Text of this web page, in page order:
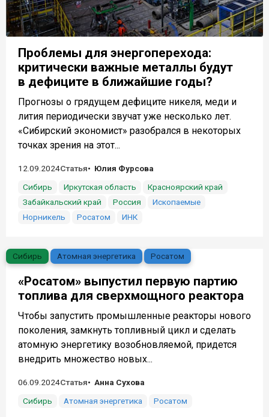
Проблемы для энергоперехода:
критически важные металлы будут
в дефиците в ближайшие годы?
Прогнозы о грядущем дефиците никеля, меди и
лития периодически звучат уже несколько лет.
«Сибирский экономист» разобрался в некоторых
точках зрения на этот...
12.09.2024Статья
Юлия Фурсова
Сибирь
Иркутская область
Красноярский край
Забайкальский край
Россия
Ископаемые
Норникель
Росатом ИНК
Сибирь Атомная энергетика Росатом
«Росатом» выпустил первую партию
топлива для сверхмощного реактора
Чтобы запустить промышленные реакторы нового
поколения, замкнуть топливный цикл и сделать
атомную энергетику возобновляемой, придется
внедрить множество новых...
06.09.2024Статья
Анна Сухова
Сибирь
Атомная энергетика Росатом